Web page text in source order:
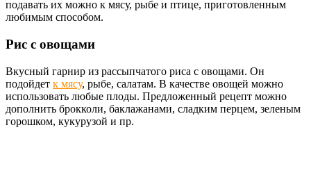
подавать их можно к мясу, рыбе и птице, приготовленным
любимым способом.
Рис с овощами
Вкусный гарнир из рассыпчатого риса с овощами. Он
подойдет к мясу, рыбе, салатам. В качестве овощей можно
использовать любые плоды. Предложенный рецепт можно
дополнить брокколи, баклажанами, сладким перцем, зеленым
горошком, кукурузой и пр.